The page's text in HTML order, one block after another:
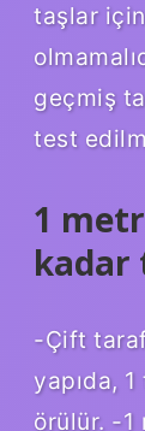
taşlar
geçmiş
test
1
kadar
-Çift
yapıda,
örülür. -1